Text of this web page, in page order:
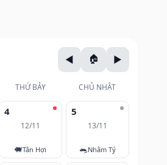
THỨ BẢY CHỦ NHẬT
4
12/11
🐖Tân Hợi
5
13/11
🐀Nhâm Tý